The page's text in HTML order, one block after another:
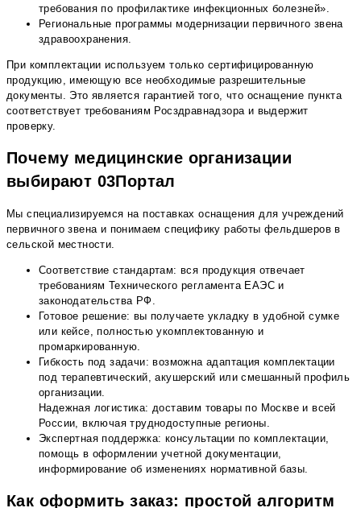
требования по профилактике инфекционных болезней».
Региональные программы модернизации первичного звена
здравоохранения.
При комплектации используем только сертифицированную
продукцию, имеющую все необходимые разрешительные
документы. Это является гарантией того, что оснащение пункта
соответствует требованиям Росздравнадзора и выдержит
проверку.
Почему медицинские организации
выбирают 03Портал
Мы специализируемся на поставках оснащения для учреждений
первичного звена и понимаем специфику работы фельдшеров в
сельской местности.
Соответствие стандартам: вся продукция отвечает
требованиям Технического регламента ЕАЭС и
законодательства РФ.
Готовое решение: вы получаете укладку в удобной сумке
или кейсе, полностью укомплектованную и
промаркированную.
Гибкость под задачи: возможна адаптация комплектации
под терапевтический, акушерский или смешанный профиль
организации.
Надежная логистика: доставим товары по Москве и всей
России, включая труднодоступные регионы.
Экспертная поддержка: консультации по комплектации,
помощь в оформлении учетной документации,
информирование об изменениях нормативной базы.
Как оформить заказ: простой алгоритм